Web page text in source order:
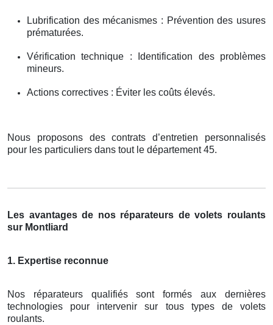
Lubrification des mécanismes : Prévention des usures
prématurées.
Vérification technique : Identification des problèmes
mineurs.
Actions correctives : Éviter les coûts élevés.
Nous proposons des contrats d’entretien personnalisés
pour les particuliers dans tout le département 45.
Les avantages de nos réparateurs de volets roulants
sur Montliard
1. Expertise reconnue
Nos réparateurs qualifiés sont formés aux dernières
technologies pour intervenir sur tous types de volets
roulants.